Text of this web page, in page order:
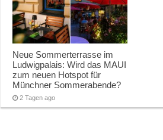
Neue Sommerterrasse im
Ludwigpalais: Wird das MAUI
zum neuen Hotspot für
Münchner Sommerabende?
2 Tagen ago